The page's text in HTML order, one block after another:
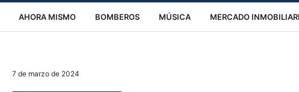
AHORA MISMO BOMBEROS MÚSICA MERCADO
VIRALES ACCIDENTES
7 de marzo de 2024